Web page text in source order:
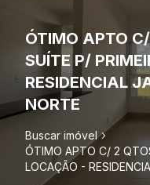
ÓTIMO APTO
SUÍTE P/
RESIDENCIAL
NORTE
Buscar imóvel
ÓTIMO APTO C/ 2
LOCAÇÃO -